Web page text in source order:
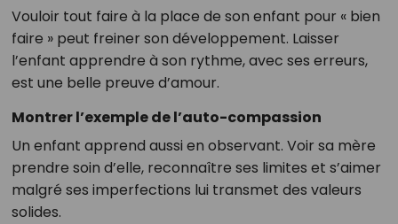
Vouloir tout faire à la place de son enfant pour « bien
faire » peut freiner son développement. Laisser
l’enfant apprendre à son rythme, avec ses erreurs,
est une belle preuve d’amour.
Montrer l’exemple de l’auto-compassion
Un enfant apprend aussi en observant. Voir sa mère
prendre soin d’elle, reconnaître ses limites et s’aimer
malgré ses imperfections lui transmet des valeurs
solides.